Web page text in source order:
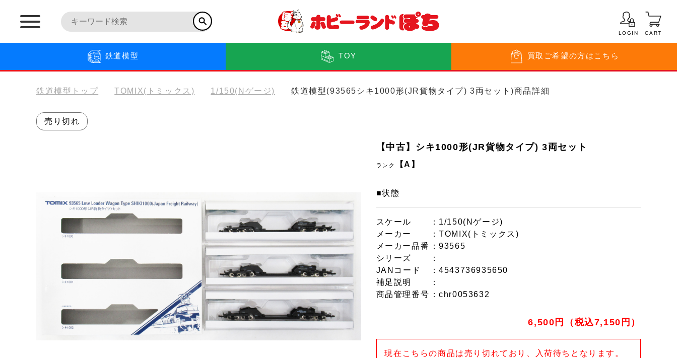
LOGIN CART
鉄道模型 TOY 買取 ご希望の方はこちら
鉄道模型トップ TOMIX(トミックス) 1/150(Nゲージ) 鉄道模型(93565シキ1000形(JR貨物タイプ) 3両セット)商品詳細
売り切れ
【中古】シキ1000形(JR貨物タイプ) 3両セット
ランク 【A】
■状態
スケール
：1/150(Nゲージ)
メーカー
：TOMIX(トミックス)
メーカー品番
：93565
シリーズ
：
JANコード
：4543736935650
補足説明
：
商品管理番号 ：chr0053632
6,500円（税込7,150円）
現在こちらの商品は売り切れており、入荷待ちとなります。